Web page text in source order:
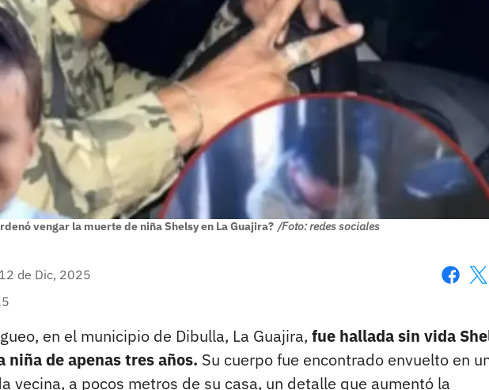
vengar la muerte de niña Shelsy en La Guajira? /Foto: redes sociales
12 de Dic, 2025
en el municipio de Dibulla, La Guajira, fue hallada sin vida
niña de apenas tres años. Su cuerpo fue encontrado envuelto en
vecina, a pocos metros de su casa, un detalle que aumentó la